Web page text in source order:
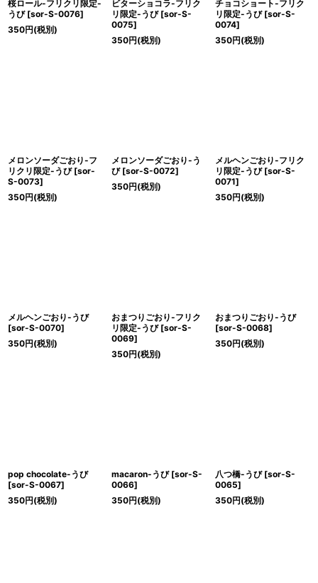
桜ロール-フリクリ限定-
うび [sor-S-0076]
350円(税別)
ビターショコラ-フリク
リ限定-うび [sor-S-
0075]
350円(税別)
チョコショート-フリク
リ限定-うび [sor-S-
0074]
350円(税別)
メロンソーダごおり-フ
リクリ限定-うび [sor-
S-0073]
350円(税別)
メロンソーダごおり-う
び [sor-S-0072]
350円(税別)
メルヘンごおり-フリク
リ限定-うび [sor-S-
0071]
350円(税別)
メルヘンごおり-うび
[sor-S-0070]
350円(税別)
おまつりごおり-フリク
リ限定-うび [sor-S-
0069]
350円(税別)
おまつりごおり-うび
[sor-S-0068]
350円(税別)
pop chocolate-うび
[sor-S-0067]
350円(税別)
macaron-うび [sor-S-
0066]
350円(税別)
八つ橋-うび [sor-S-
0065]
350円(税別)